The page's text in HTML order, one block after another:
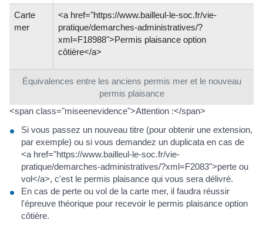
Équivalences entre les anciens permis mer et le nouveau
permis plaisance
Carte
mer
<a href="https://www.bailleul-le-soc.fr/vie-
pratique/demarches-administratives/?
xml=F18988">Permis plaisance option
côtière</a>
<span class="miseenevidence">Attention :</span>
Si vous passez un nouveau titre (pour obtenir une extension,
par exemple) ou si vous demandez un duplicata en cas de
<a href="https://www.bailleul-le-soc.fr/vie-
pratique/demarches-administratives/?xml=F2083">perte ou
vol</a>, c'est le permis plaisance qui vous sera délivré.
En cas de perte ou vol de la carte mer, il faudra réussir
l'épreuve théorique pour recevoir le permis plaisance option
côtière.